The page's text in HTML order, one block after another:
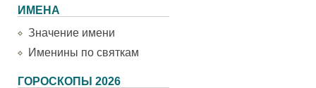
ИМЕНА
Значение имени
Именины по святкам
ГОРОСКОПЫ 2026